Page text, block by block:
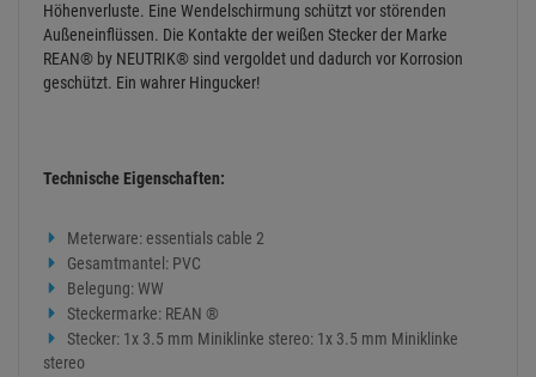
Höhenverluste. Eine Wendelschirmung schützt vor störenden
Außeneinflüssen. Die Kontakte der weißen Stecker der Marke
REAN® by NEUTRIK® sind vergoldet und dadurch vor Korrosion
geschützt. Ein wahrer Hingucker!
Technische Eigenschaften:
Meterware: essentials cable 2
Gesamtmantel: PVC
Belegung: WW
Steckermarke: REAN ®
Stecker: 1x 3.5 mm Miniklinke stereo: 1x 3.5 mm Miniklinke
stereo